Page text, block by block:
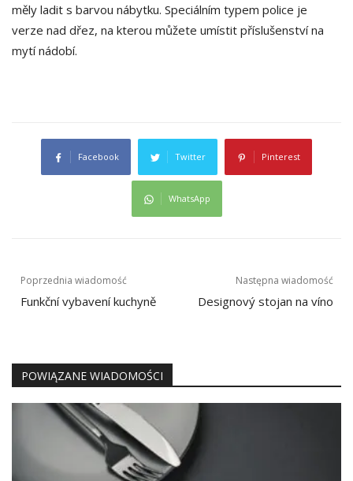
měly ladit s barvou nábytku. Speciálním typem police je
verze nad dřez, na kterou můžete umístit příslušenství na
mytí nádobí.
Facebook Twitter Pinterest
WhatsApp
Nawigacja
wpisu
Poprzednia wiadomość
Funkční vybavení kuchyně
Następna wiadomość
Designový stojan na víno
POWIĄZANE WIADOMOŚCI